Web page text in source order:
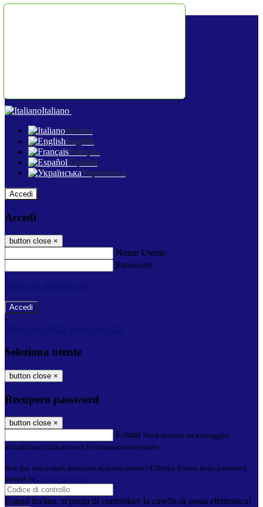
Italiano
Italiano
English
Français
Español
Українська
Accedi
Accedi
button close ×
Nome Utente
Password
-
Seleziona utente
button close ×
Recupero password
button close ×
E-mail Verrà inviato un messaggio
all'indirizzo indicato con le istruzioni necessarie.
Non hai una e-mail associata al nome utente? Effettua il reset della password
tramite la
E-mail inviata, si prega di controllare la casella di posta elettronica!